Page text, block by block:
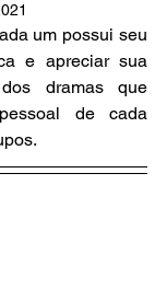
um possui seu
e apreciar sua
dramas que
de cada